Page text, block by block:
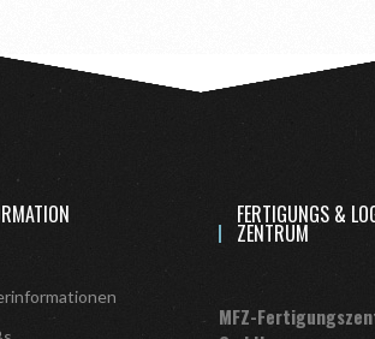
FERTIGUNGS &
ZENTRUM
MFZ-